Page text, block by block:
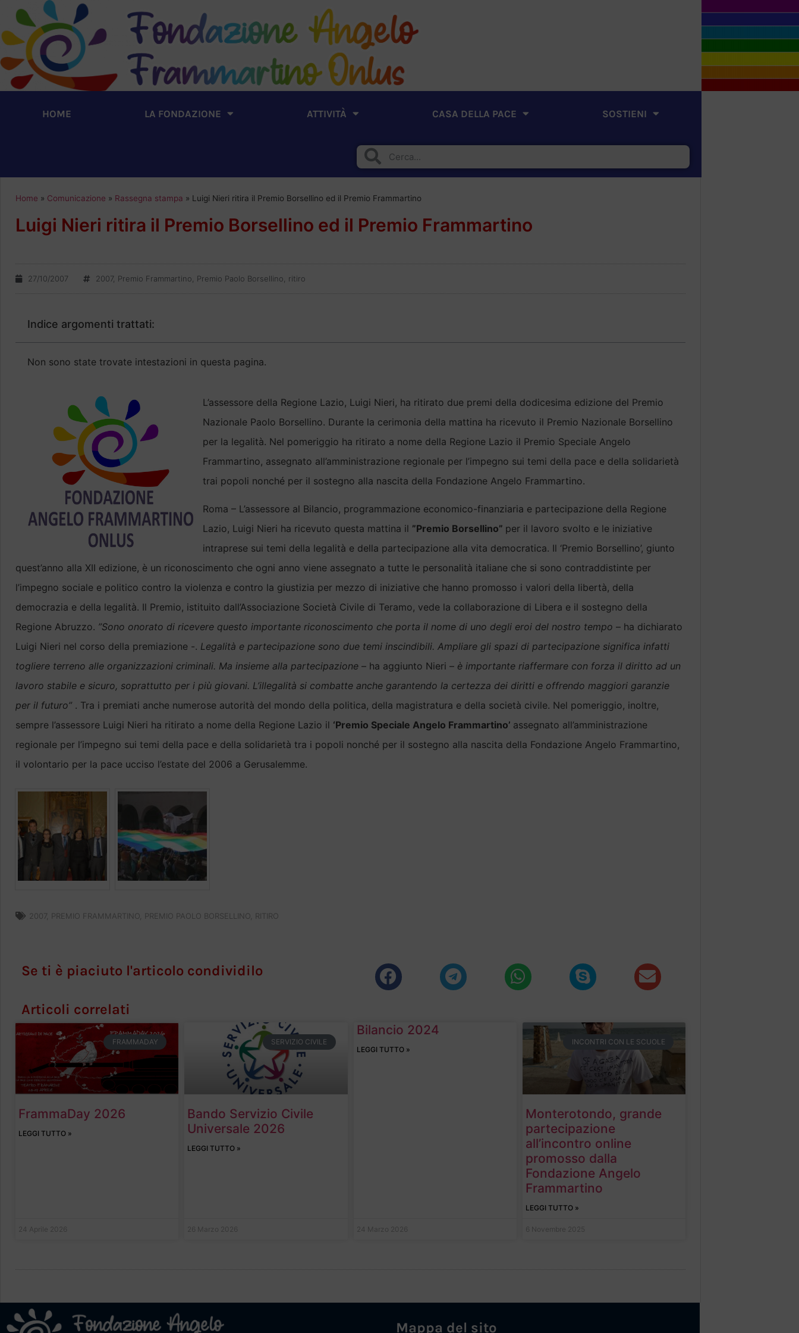
HOME LA FONDAZIONE ATTIVITÀ CASA DELLA PACE SOSTIENI
Home » Comunicazione » Rassegna stampa » Luigi Nieri ritira il Premio Borsellino ed il Premio Frammartino
Luigi Nieri ritira il Premio Borsellino ed il Premio Frammartino
27/10/2007 2007, Premio Frammartino Premio Paolo Borsellino ritiro
Indice argomenti trattati:
Non sono state trovate intestazioni in questa pagina.
L’assessore della Regione Lazio, Luigi Nieri, ha ritirato due premi della dodicesima edizione del Premio
Nazionale Paolo Borsellino. Durante la cerimonia della mattina ha ricevuto il Premio Nazionale Borsellino
per la legalità. Nel pomeriggio ha ritirato a nome della Regione Lazio il Premio Speciale Angelo
Frammartino, assegnato all’amministrazione regionale per l’impegno sui temi della pace e della solidarietà
trai popoli nonché per il sostegno alla nascita della Fondazione Angelo Frammartino.
Roma – L’assessore al Bilancio, programmazione economico-finanziaria e partecipazione della Regione
Lazio, Luigi Nieri ha ricevuto questa mattina il ”Premio Borsellino” per il lavoro svolto e le iniziative
intraprese sui temi della legalità e della partecipazione alla vita democratica. Il ‘Premio Borsellino’, giunto
quest’anno alla XII edizione, è un riconoscimento che ogni anno viene assegnato a tutte le personalità italiane che si sono contraddistinte per
l’impegno sociale e politico contro la violenza e contro la giustizia per mezzo di iniziative che hanno promosso i valori della libertà, della
democrazia e della legalità. Il Premio, istituito dall’Associazione Società Civile di Teramo, vede la collaborazione di Libera e il sostegno della
Regione Abruzzo. ”Sono onorato di ricevere questo importante riconoscimento che porta il nome di uno degli eroi del nostro tempo – ha dichiarato
Luigi Nieri nel corso della premiazione -. Legalità e partecipazione sono due temi inscindibili. Ampliare gli spazi di partecipazione significa infatti
togliere terreno alle organizzazioni criminali. Ma insieme alla partecipazione – ha aggiunto Nieri – è importante riaffermare con forza il diritto ad un
lavoro stabile e sicuro, soprattutto per i più giovani. L’illegalità si combatte anche garantendo la certezza dei diritti e offrendo maggiori garanzie
per il futuro” . Tra i premiati anche numerose autorità del mondo della politica, della magistratura e della società civile. Nel pomeriggio, inoltre,
sempre l’assessore Luigi Nieri ha ritirato a nome della Regione Lazio il ‘Premio Speciale Angelo Frammartino’ assegnato all’amministrazione
regionale per l’impegno sui temi della pace e della solidarietà tra i popoli nonché per il sostegno alla nascita della Fondazione Angelo Frammartino,
il volontario per la pace ucciso l’estate del 2006 a Gerusalemme.
2007, PREMIO FRAMMARTINO PREMIO PAOLO BORSELLINO RITIRO
Se ti è piaciuto l'articolo condividilo
Articoli correlati
FRAMMADAY
FrammaDay 2026
LEGGI TUTTO »
24 Aprile 2026
SERVIZIO CIVILE
Bando Servizio Civile
Universale 2026
LEGGI TUTTO »
26 Marzo 2026
Bilancio 2024
LEGGI TUTTO »
24 Marzo 2026
INCONTRI CON LE SCUOLE
Monterotondo, grande
partecipazione
all’incontro online
promosso dalla
Fondazione Angelo
Frammartino
LEGGI TUTTO »
6 Novembre 2025
Mappa del sito